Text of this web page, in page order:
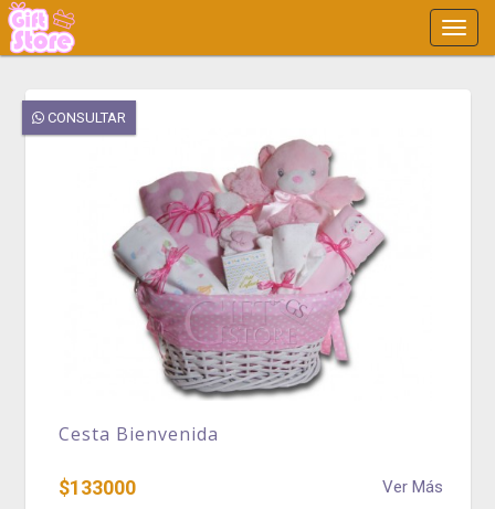
Main
Menu
CONSULTAR
Cesta Bienvenida
$133000 Ver Más